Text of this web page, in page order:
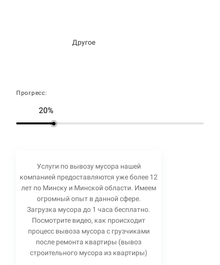
Другое
Прогресс:
20%
Услуги по вывозу мусора нашей
компанией предоставляются уже более 12
лет по Минску и Минской области. Имеем
огромный опыт в данной сфере.
Загрузка мусора до 1 часа бесплатно.
Посмотрите видео, как происходит
процесс вывоза мусора с грузчиками
после ремонта квартиры (вывоз
строительного мусора из квартиры)